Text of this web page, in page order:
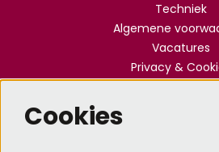
Techniek
Algemene
Vacatures
Privacy &
Meld je aan voor de
Cookies